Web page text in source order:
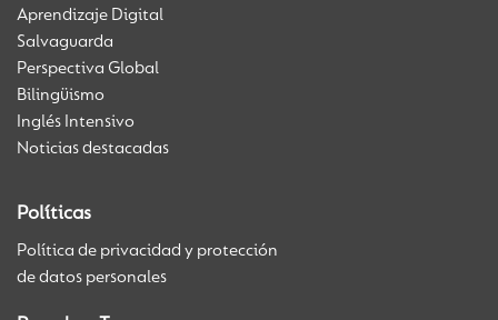
Aprendizaje Digital
Salvaguarda
Perspectiva Global
Bilingüismo
Inglés Intensivo
Noticias destacadas
Políticas
Política de privacidad y protección
de datos personales